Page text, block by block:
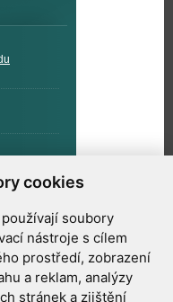
cookies
soubory
nástroje s cílem
prostředí, zobrazení
a reklam, analýzy
stránek a zjištění